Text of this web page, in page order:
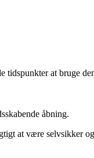
tidspunkter at bruge
åbning.
at være selvsikker